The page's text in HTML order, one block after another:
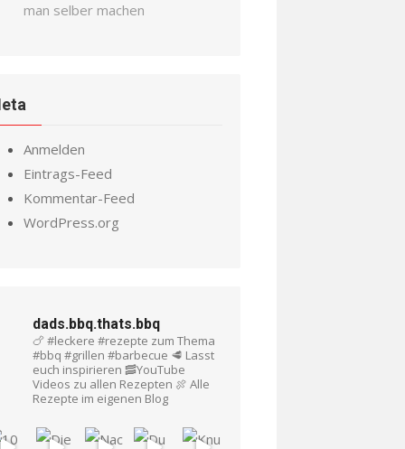
man selber machen
Anmelden
Eintrags-Feed
Kommentar-Feed
WordPress.org
dads.bbq.thats.bbq
🍗 #leckere #rezepte zum Thema
#bbq #grillen #barbecue 🥩 Lasst
euch inspirieren 🥓YouTube
Videos zu allen Rezepten 🍖 Alle
Rezepte im eigenen Blog